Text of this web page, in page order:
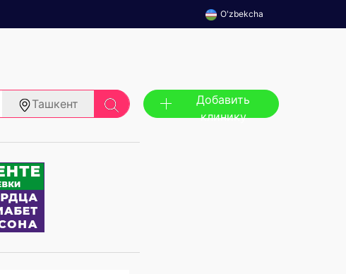
O'zbekcha
Ташкент
Добавить
клинику